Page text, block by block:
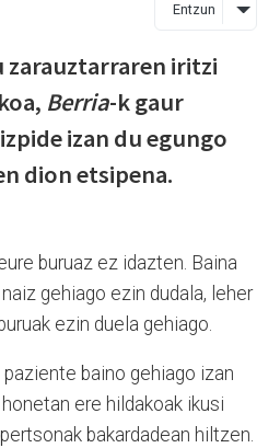
Entzun
zarauztarraren iritzi
Berria-k gaur
izan du egungo
dion etsipena.
buruaz ez idazten. Baina
gehiago ezin dudala, leher
ezin duela gehiago.
baino gehiago izan
ere hildakoak ikusi
bakardadean hiltzen.